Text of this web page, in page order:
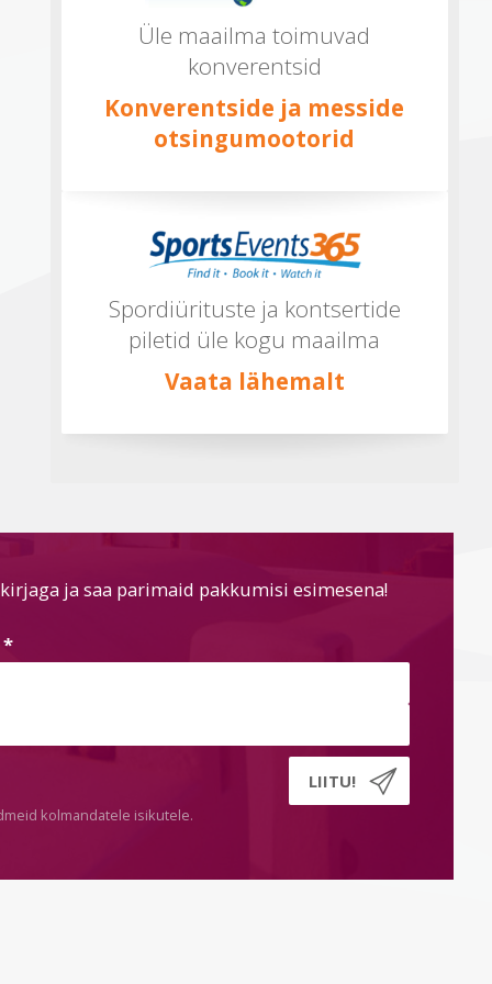
Üle maailma toimuvad
konverentsid
Konverentside ja messide
otsingumootorid
Spordiürituste ja kontsertide
piletid üle kogu maailma
Vaata lähemalt
ja saa parimaid pakkumisi esimesena!
*
kolmandatele isikutele.